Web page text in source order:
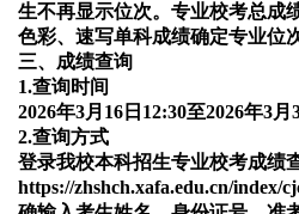
生不再显示位次。 专业校考总成
色彩、速写单科成绩确定专业位
三、成绩查询
1.查询时间
2026年3月 16 日 12:30至2026年3月
2.查询方式
登录我校本科招生专业校考成绩
https://zhshch.xafa.edu.cn/index/